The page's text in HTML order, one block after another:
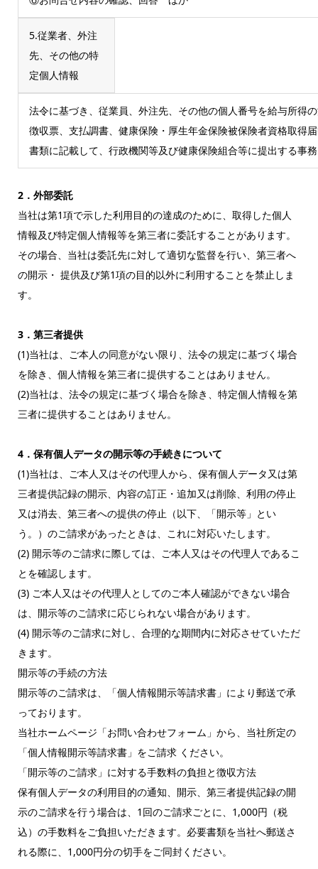
5.従業者、外注
先、その他の特
定個人情報
法令に基づき、従業員、外注先、その他の個人番号を給与所得
徴収票、支払調書、健康保険・厚生年金保険被保険者資格取得
書類に記載して、行政機関等及び健康保険組合等に提出する事務
2．外部委託
当社は第1項で示した利用目的の達成のために、取得した個人
情報及び特定個人情報等を第三者に委託することがあります。
その場合、当社は委託先に対して適切な監督を行い、第三者へ
の開示・ 提供及び第1項の目的以外に利用することを禁止しま
す。
3．第三者提供
(1)当社は、ご本人の同意がない限り、法令の規定に基づく場合
を除き、個人情報を第三者に提供することはありません。
(2)当社は、法令の規定に基づく場合を除き、特定個人情報を第
三者に提供することはありません。
4．保有個人データの開示等の手続きについて
(1)当社は、ご本人又はその代理人から、保有個人データ又は第
三者提供記録の開示、内容の訂正・追加又は削除、利用の停止
又は消去、第三者への提供の停止（以下、「開示等」とい
う。）のご請求があったときは、これに対応いたします。
(2) 開示等のご請求に際しては、ご本人又はその代理人であるこ
とを確認します。
(3) ご本人又はその代理人としてのご本人確認ができない場合
は、開示等のご請求に応じられない場合があります。
(4) 開示等のご請求に対し、合理的な期間内に対応させていただ
きます。
開示等の手続の方法
開示等のご請求は、「個人情報開示等請求書」により郵送で承
っております。
当社ホームページ「お問い合わせフォーム」から、当社所定の
「個人情報開示等請求書」をご請求 ください。
「開示等のご請求」に対する手数料の負担と徴収方法
保有個人データの利用目的の通知、開示、第三者提供記録の開
示のご請求を行う場合は、1回のご請求ごとに、1,000円（税
込）の手数料をご負担いただきます。必要書類を当社へ郵送さ
れる際に、1,000円分の切手をご同封ください。